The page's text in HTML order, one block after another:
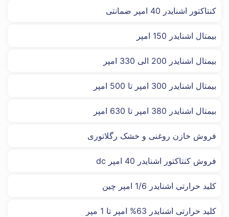
کنتاکتور اشنایدر 40 امپر ضمانتی
بیمتال اشنایدر 150 امپر
بیمتال اشنایدر 200 الی 330 امپر
بیمتال اشنایدر 300 امپر تا 500 امپر
بیمتال اشنایدر 380 امپر تا 630 امپر
فروش خازن روغنی و خشک رگلاتوری
فروش کنتاکتور اشنایدر 40 امپر dc
کلید حرارتی اشنایدر 1/6 امپر چین
کلید حرارتی اشنایدر 63% امپر تا 1 مپر